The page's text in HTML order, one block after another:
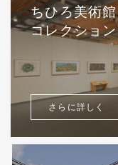
ちひろ美術館
コレクション
さらに詳しく